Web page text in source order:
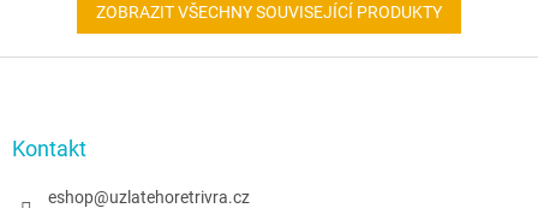
ZOBRAZIT VŠECHNY SOUVISEJÍCÍ PRODUKTY
Kontakt
eshop@uzlatehoretrivra.cz